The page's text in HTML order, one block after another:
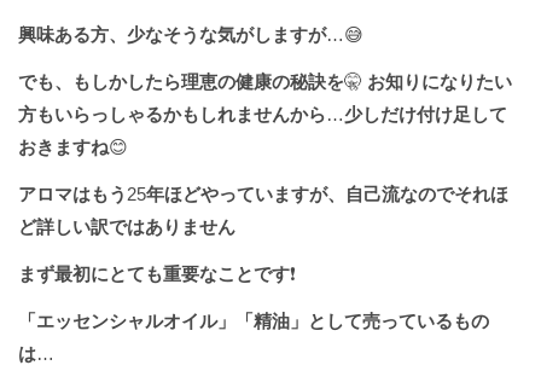
興味ある方、少なそうな気がしますが…😅
でも、もしかしたら理恵の健康の秘訣を🤫 お知りになりたい
方もいらっしゃるかもしれませんから…少しだけ付け足して
おきますね😊
アロマはもう 25年ほどやっていますが、自己流なのでそれほ
ど詳しい訳ではありません
まず最初にとても重要なことです❗️
「エッセンシャルオイル」「精油」として売っているもの
は…